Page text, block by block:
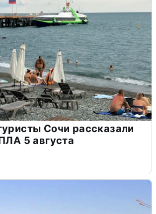
Сочи рассказали
5 августа